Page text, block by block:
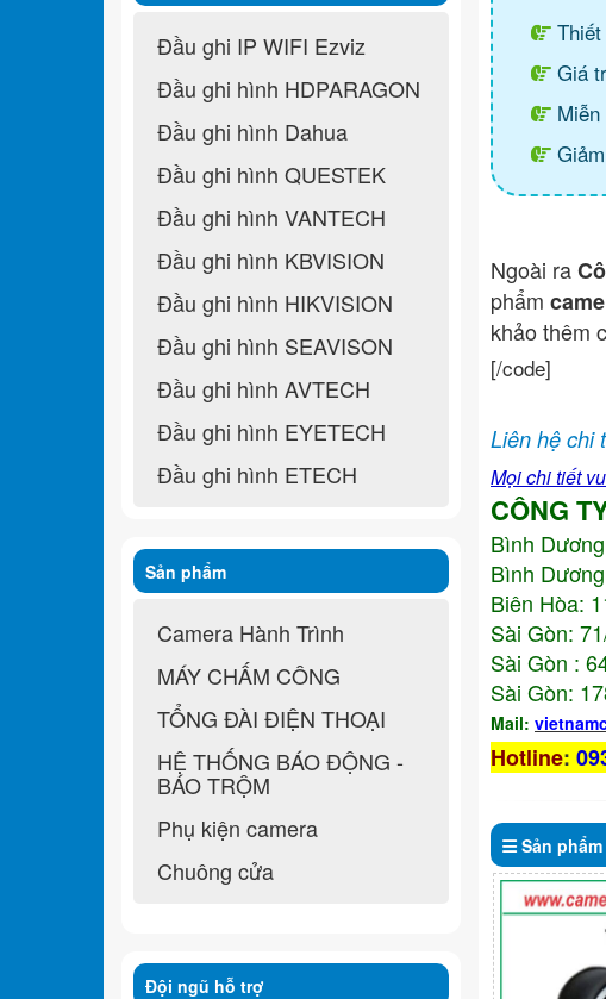
Giá
Ngoài ra
phẩm
khảo thêm
[/code]
Liên hệ chi
Mọi chi tiết
CÔNG
Bình
Bình
Biên Hòa:
Sài Gòn:
Sài Gòn :
Sài Gòn:
Mail:
Hotline:
Sản phẩm
Đầu ghi IP WIFI Ezviz
Đầu ghi hình HDPARAGON
Đầu ghi hình Dahua
Đầu ghi hình QUESTEK
Đầu ghi hình VANTECH
Đầu ghi hình KBVISION
Đầu ghi hình HIKVISION
Đầu ghi hình SEAVISON
Đầu ghi hình AVTECH
Đầu ghi hình EYETECH
Đầu ghi hình ETECH
Sản phẩm
Camera Hành Trình
MÁY CHẤM CÔNG
TỔNG ĐÀI ĐIỆN THOẠI
HỆ THỐNG BÁO ĐỘNG -
BÁO TRỘM
Phụ kiện camera
Chuông cửa
Đội ngũ hỗ trợ